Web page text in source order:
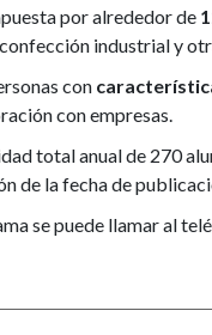
por alrededor de
industrial y
con
con empresas.
total anual de 270
de la fecha de
se puede llamar al